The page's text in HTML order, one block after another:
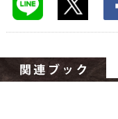
ハイスクールナビ
いきebooks